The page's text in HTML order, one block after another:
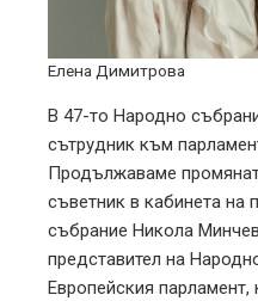
Елена Димитрова
В 47-то Народно
сътрудник към
Продължаваме
съветник в кабинета на
събрание Никола
представител на
Европейския